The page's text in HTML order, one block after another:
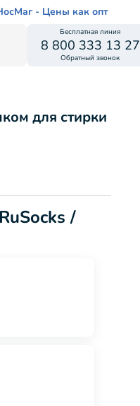
- Цены как опт
Бесплатная линия
8 800 333 13 27
Обратный звонок
для стирки
/